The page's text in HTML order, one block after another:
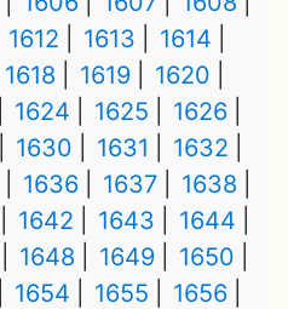
1612 1613
1614
1618 1619
1620
1624 1625
1626
1630 1631
1632
1636 1637
1638
1642 1643
1644
1648 1649
1650
1654 1655
1656